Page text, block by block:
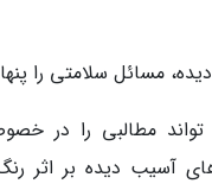
مسائل سلامتی را
مطالبی را در
آسیب دیده بر اثر